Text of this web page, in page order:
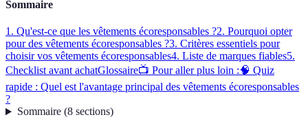
Sommaire
1. Qu'est-ce que les vêtements écoresponsables ?2. Pourquoi opter
pour des vêtements écoresponsables ?3. Critères essentiels pour
choisir vos vêtements écoresponsables4. Liste de marques fiables5.
Checklist avant achatGlossaire📺 Pour aller plus loin :🧠 Quiz
rapide : Quel est l'avantage principal des vêtements écoresponsables
?
Sommaire(8 sections)